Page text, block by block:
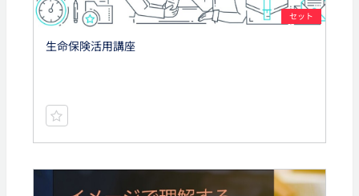
セット
生命保険活用講座